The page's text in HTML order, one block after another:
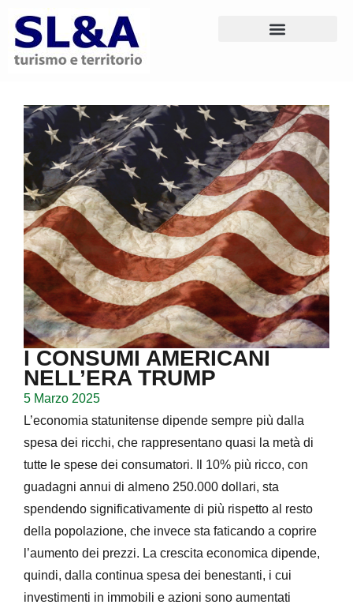
I CONSUMI AMERICANI
NELL’ERA TRUMP
5 Marzo 2025
L’economia statunitense dipende sempre più dalla
spesa dei ricchi, che rappresentano quasi la metà di
tutte le spese dei consumatori. Il 10% più ricco, con
guadagni annui di almeno 250.000 dollari, sta
spendendo significativamente di più rispetto al resto
della popolazione, che invece sta faticando a coprire
l’aumento dei prezzi. La crescita economica dipende,
quindi, dalla continua spesa dei benestanti, i cui
investimenti in immobili e azioni sono aumentati